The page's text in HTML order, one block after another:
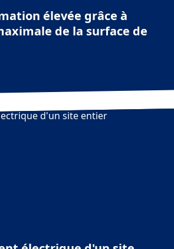
élevée grâce à
de la surface de